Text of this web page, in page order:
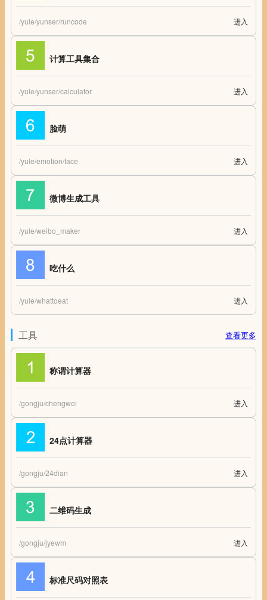
在线运行代码
/yule/yunser/runcode 进入
计算工具集合
计算工具集合
/yule/yunser/calculator 进入
脸萌
脸萌
/yule/emotion/face 进入
微博生成工具
微博生成工具
/yule/weibo_maker 进入
吃什么
吃什么，随机食物选择器
/yule/whattoeat 进入
工具 查看更多
称谓计算器
中国家庭称谓计算器 称谓计算器 家庭称谓大全
/gongju/chengwei 进入
24点计算器
24点计算器 24点游戏 24点计算
/gongju/24dian 进入
二维码生成
二维码生成 简易二维码在线生成
/gongju/jyewm 进入
标准尺码对照表